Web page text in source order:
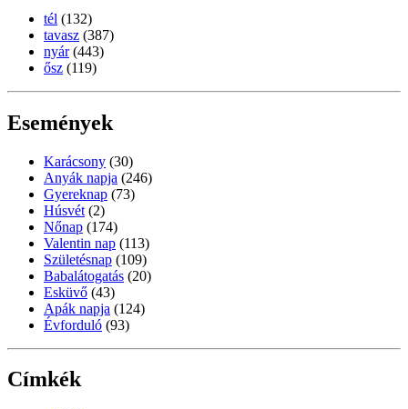
tél (132)
tavasz (387)
nyár (443)
ősz (119)
Események
Karácsony (30)
Anyák napja (246)
Gyereknap (73)
Húsvét (2)
Nőnap (174)
Valentin nap (113)
Születésnap (109)
Babalátogatás (20)
Esküvő (43)
Apák napja (124)
Évforduló (93)
Címkék